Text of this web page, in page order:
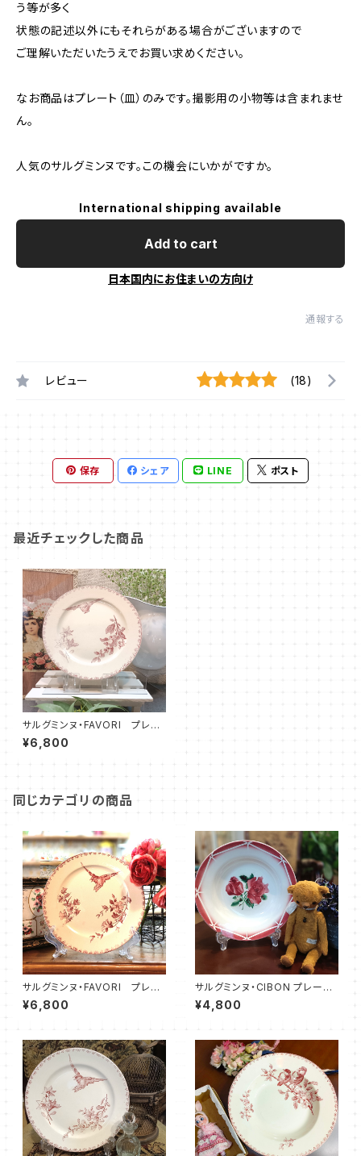
う等が多く
状態の記述以外にもそれらがある場合がございますので
ご理解いただいたうえでお買い求めください。
なお商品はプレート（皿）のみです。撮影用の小物等は含まれませ
ん。
人気のサルグミンヌです。この機会にいかがですか。
International shipping available
Add to cart
日本国内にお住まいの方向け
通報する
レビュー (18)
保存 シェア LINE ポスト
最近チェックした商品
サルグミンヌ・FAVORI プレー
ト（20.0cm）SRFV0025
¥6,800
同じカテゴリの商品
サルグミンヌ・FAVORI プレー
ト（20.0cm）SRFV0021
¥6,800
サルグミンヌ・CIBON プレート
（22.5cm）SRCB0029
¥4,800